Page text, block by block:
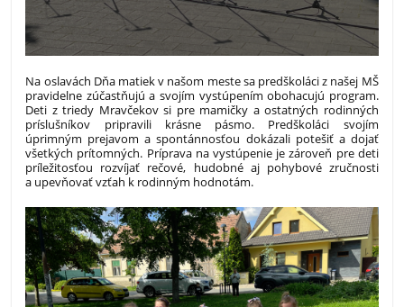
Na oslavách Dňa matiek v našom meste sa predškoláci z našej MŠ
pravidelne zúčastňujú a svojím vystúpením obohacujú program.
Deti z triedy Mravčekov si pre mamičky a ostatných rodinných
príslušníkov pripravili krásne pásmo. Predškoláci svojím
úprimným prejavom a spontánnosťou dokázali potešiť a dojať
všetkých prítomných. Príprava na vystúpenie je zároveň pre deti
príležitosťou rozvíjať rečové, hudobné aj pohybové zručnosti
a upevňovať vzťah k rodinným hodnotám.